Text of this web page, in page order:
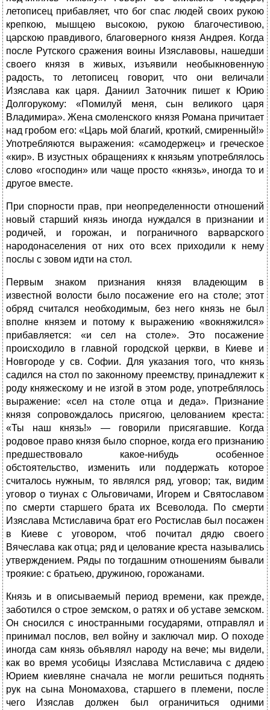
летописец прибавляет, что бог спас людей своих рукою
крепкою, мышцею высокою, рукою благочестивою,
царскою правдивого, благоверного князя Андрея. Когда
после Рутского сражения воины Изяславовы, нашедши
своего князя в живых, изъявили необыкновенную
радость, то летописец говорит, что они величали
Изяслава как царя. Даниил Заточник пишет к Юрию
Долгорукому: «Помилуй меня, сын великого царя
Владимира». Жена смоленского князя Романа причитает
над гробом его: «Царь мой благий, кроткий, смиренный!»
Употребляются выражения: «самодержец» и греческое
«кир». В изустных обращениях к князьям употреблялось
слово «господин» или чаще просто «князь», иногда то и
другое вместе.
При спорности прав, при неопределенности отношений
новый старший князь иногда нуждался в признании и
родичей, и горожан, и пограничного варварского
народонаселения от них ото всех приходили к нему
послы с зовом идти на стол.
Первым знаком признания князя владеющим в
известной волости было посажение его на столе; этот
обряд считался необходимым, без него князь не был
вполне князем и потому к выражению «вокняжился»
прибавляется: «и сел на столе». Это посажение
происходило в главной городской церкви, в Киеве и
Новгороде у св. Софии. Для указания того, что князь
садился на стол по законному преемству, принадлежит к
роду княжескому и не изгой в этом роде, употреблялось
выражение: «сел на столе отца и деда». Признание
князя сопровождалось присягою, целованием креста:
«Ты наш князь!» — говорили присягавшие. Когда
родовое право князя было спорное, когда его признанию
предшествовало какое-нибудь особенное
обстоятельство, изменить или поддержать которое
считалось нужным, то являлся ряд, уговор; так, видим
уговор о тиунах с Ольговичами, Игорем и Святославом
по смерти старшего брата их Всеволода. По смерти
Изяслава Мстиславича брат его Ростислав был посажен
в Киеве с уговором, чтоб почитал дядю своего
Вячеслава как отца; ряд и целование креста назывались
утверждением. Ряды по тогдашним отношениям бывали
троякие: с братьею, дружиною, горожанами.
Князь и в описываемый период времени, как прежде,
заботился о строе земском, о ратях и об уставе земском.
Он сносился с иностранными государями, отправлял и
принимал послов, вел войну и заключал мир. О походе
иногда сам князь объявлял народу на вече; мы видели,
как во время усобицы Изяслава Мстиславича с дядею
Юрием киевляне сначала не могли решиться поднять
рук на сына Мономахова, старшего в племени, после
чего Изяслав должен был ограничиться одними